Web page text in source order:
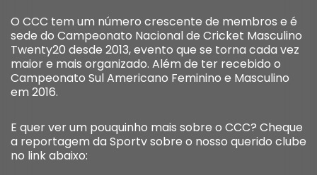
O CCC tem um número crescente de membros e é
sede do Campeonato Nacional de Cricket Masculino
Twenty20 desde 2013, evento que se torna cada vez
maior e mais organizado. Além de ter recebido o
Campeonato Sul Americano Feminino e Masculino
em 2016.
E quer ver um pouquinho mais sobre o CCC? Cheque
a reportagem da Sportv sobre o nosso querido clube
no link abaixo: